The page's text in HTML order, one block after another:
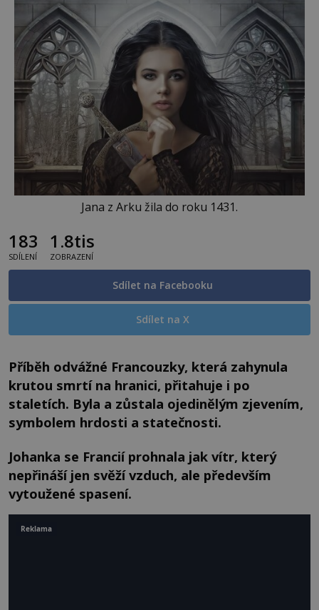
Jana z Arku žila do roku 1431.
183
SDÍLENÍ
1.8tis
ZOBRAZENÍ
Sdílet na Facebooku
Sdílet na X
Příběh odvážné Francouzky, která zahynula
krutou smrtí na hranici, přitahuje i po
staletích. Byla a zůstala ojedinělým zjevením,
symbolem hrdosti a statečnosti.
Johanka se Francií prohnala jak vítr, který
nepřináší jen svěží vzduch, ale především
vytoužené spasení.
Reklama